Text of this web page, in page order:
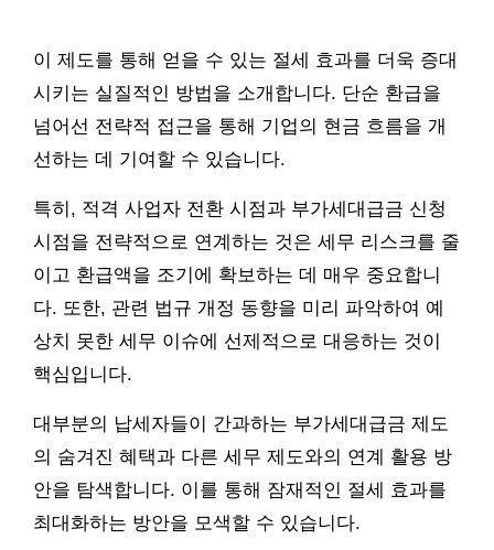
이 제도를 통해 얻을 수 있는 절세 효과를 더욱 증대
시키는 실질적인 방법을 소개합니다. 단순 환급을
넘어선 전략적 접근을 통해 기업의 현금 흐름을 개
선하는 데 기여할 수 있습니다.
특히, 적격 사업자 전환 시점과 부가세대급금 신청
시점을 전략적으로 연계하는 것은 세무 리스크를 줄
이고 환급액을 조기에 확보하는 데 매우 중요합니
다. 또한, 관련 법규 개정 동향을 미리 파악하여 예
상치 못한 세무 이슈에 선제적으로 대응하는 것이
핵심입니다.
대부분의 납세자들이 간과하는 부가세대급금 제도
의 숨겨진 혜택과 다른 세무 제도와의 연계 활용 방
안을 탐색합니다. 이를 통해 잠재적인 절세 효과를
최대화하는 방안을 모색할 수 있습니다.